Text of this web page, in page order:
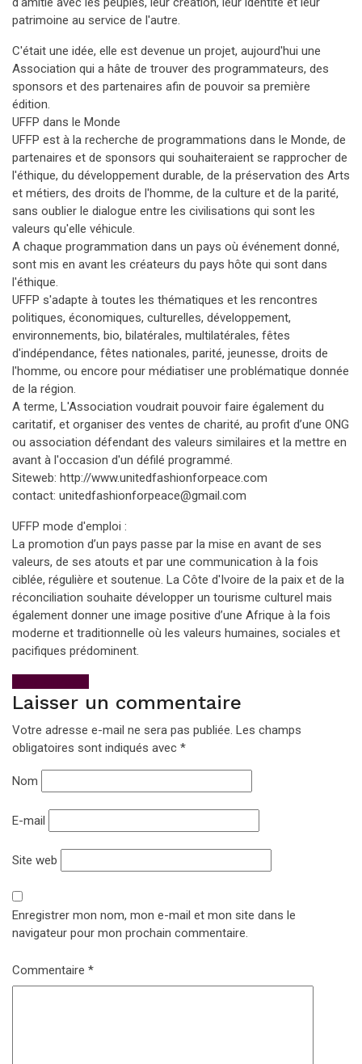
patrimoine au service de l'autre.
C'était une idée, elle est devenue un projet, aujourd'hui une
Association qui a hâte de trouver des programmateurs, des
sponsors et des partenaires afin de pouvoir sa première
édition.
UFFP dans le Monde
UFFP est à la recherche de programmations dans le Monde, de
partenaires et de sponsors qui souhaiteraient se rapprocher de
l'éthique, du développement durable, de la préservation des Arts
et métiers, des droits de l'homme, de la culture et de la parité,
sans oublier le dialogue entre les civilisations qui sont les
valeurs qu'elle véhicule.
A chaque programmation dans un pays où événement donné,
sont mis en avant les créateurs du pays hôte qui sont dans
l'éthique.
UFFP s'adapte à toutes les thématiques et les rencontres
politiques, économiques, culturelles, développement,
environnements, bio, bilatérales, multilatérales, fêtes
d'indépendance, fêtes nationales, parité, jeunesse, droits de
l'homme, ou encore pour médiatiser une problématique donnée
de la région.
A terme, L'Association voudrait pouvoir faire également du
caritatif, et organiser des ventes de charité, au profit d’une ONG
ou association défendant des valeurs similaires et la mettre en
avant à l'occasion d'un défilé programmé.
Siteweb: http://www.unitedfashionforpeace.com
contact: unitedfashionforpeace@gmail.com
UFFP mode d'emploi :
La promotion d’un pays passe par la mise en avant de ses
valeurs, de ses atouts et par une communication à la fois
ciblée, régulière et soutenue. La Côte d'Ivoire de la paix et de la
réconciliation souhaite développer un tourisme culturel mais
également donner une image positive d’une Afrique à la fois
moderne et traditionnelle où les valeurs humaines, sociales et
pacifiques prédominent.
Laisser un commentaire
Votre adresse e-mail ne sera pas publiée. Les champs
obligatoires sont indiqués avec *
Nom
E-mail
Site web
Enregistrer mon nom, mon e-mail et mon site dans le
navigateur pour mon prochain commentaire.
Commentaire *